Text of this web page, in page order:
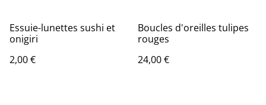
Essuie-lunettes sushi et
onigiri
2,00 €
Boucles d'oreilles tulipes
rouges
24,00 €